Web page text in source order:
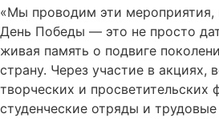
«Мы проводим эти мероприятия,
День Победы — это не просто
живая память о подвиге
страну. Через участие в акциях,
творческих и просветительских
студенческие отряды и